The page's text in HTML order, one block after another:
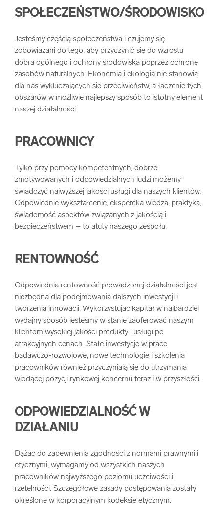
SPOŁECZEŃSTWO/ŚRODOWISKO
Jesteśmy częścią społeczeństwa i czujemy się
zobowiązani do tego, aby przyczynić się do wzrostu
dobra ogólnego i ochrony środowiska poprzez ochronę
zasobów naturalnych. Ekonomia i ekologia nie stanowią
dla nas wykluczających się przeciwieństw, a łączenie tych
obszarów w możliwie najlepszy sposób to istotny element
naszej działalności.
PRACOWNICY
Tylko przy pomocy kompetentnych, dobrze
zmotywowanych i odpowiedzialnych ludzi możemy
świadczyć najwyższej jakości usługi dla naszych klientów.
Odpowiednie wykształcenie, ekspercka wiedza, praktyka,
świadomość aspektów związanych z jakością i
bezpieczeństwem – to atuty naszego zespołu.
RENTOWNOŚĆ
Odpowiednia rentowność prowadzonej działalności jest
niezbędna dla podejmowania dalszych inwestycji i
tworzenia innowacji. Wykorzystując kapitał w najbardziej
wydajny sposób jesteśmy w stanie zaoferować naszym
klientom wysokiej jakości produkty i usługi po
atrakcyjnych cenach. Stałe inwestycje w prace
badawczo-rozwojowe, nowe technologie i szkolenia
pracowników również przyczyniają się do utrzymania
wiodącej pozycji rynkowej koncernu teraz i w przyszłości.
ODPOWIEDZIALNOŚĆ W
DZIAŁANIU
Dążąc do zapewnienia zgodności z normami prawnymi i
etycznymi, wymagamy od wszystkich naszych
pracowników najwyższego poziomu uczciwości i
rzetelności. Szczegółowe zasady postępowania zostały
określone w korporacyjnym kodeksie etycznym.